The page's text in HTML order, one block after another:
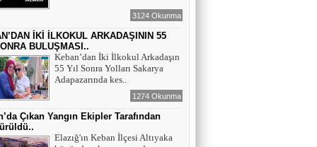
EĞİTİMCİ - ŞAİR - YAZAR : SÜNDÜS
ARSLAN AKÇA
SUÇ SAMUR KÜRK OLSA
AZERBAYCANLI GAZETECİ-YAZAR
GUNAY RZAYEVA
Maral Rahmanzadeh - Azerbaycan'ın İlk
Profesyonel Kadın Ressamı
3124 Okunma
İKİ İLKOKUL ARKADAŞININ 55
BULUŞMASI..
Keban’dan İki İlkokul Arkadaşın
55 Yıl Sonra Yolları Sakarya
Adapazarında kes..
1274 Okunma
Çıkan Yangın Ekipler Tarafından
Elazığ'ın Keban İlçesi Altıyaka